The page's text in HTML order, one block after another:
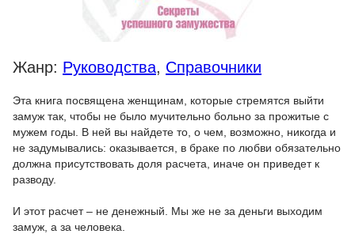
Жанр: Руководства, Справочники
Эта книга посвящена женщинам, которые стремятся выйти
замуж так, чтобы не было мучительно больно за прожитые с
мужем годы. В ней вы найдете то, о чем, возможно, никогда и
не задумывались: оказывается, в браке по любви обязательно
должна присутствовать доля расчета, иначе он приведет к
разводу.
И этот расчет – не денежный. Мы же не за деньги выходим
замуж, а за человека.